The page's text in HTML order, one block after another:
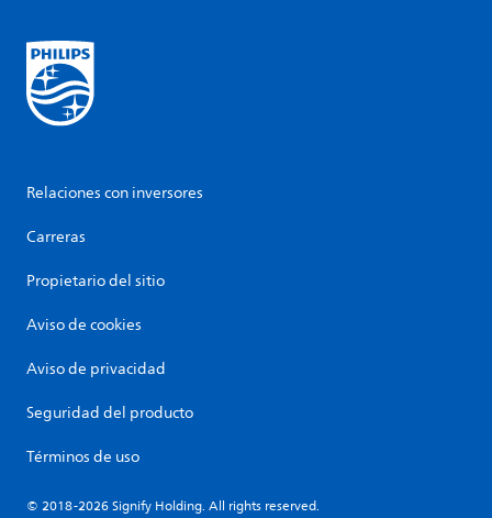
Relaciones con inversores
Carreras
Propietario del sitio
Aviso de cookies
Aviso de privacidad
Seguridad del producto
Términos de uso
© 2018-2026 Signify Holding. All rights reserved.